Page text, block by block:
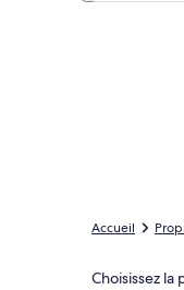
Accueil
Choisissez